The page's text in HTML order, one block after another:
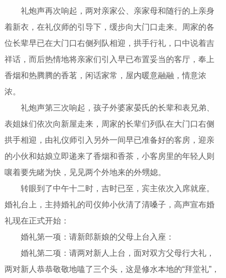
礼炮声再次响起，两对亲家公、亲家母和随行的上亲身
着新衣，在礼仪师的引导下，缓步向大门口走来。周家的各
位长辈早已在大门口右侧列队相迎，拱手行礼，口中说着吉
祥话，而后热情地将亲家们引入早已布置妥当的客厅，奉上
香烟和热腾腾的香茗，闲话家常，屋内暖意融融，情意浓
浓。
礼炮声第三次响起，孩子外婆家晏氏的长辈和表兄弟、
表姐妹们依次向新屋走来，周家的长辈们列队在大门口右侧
拱手相迎，由礼仪师引入另外一间早已准备好的客房，迎亲
的小伙和姑娘立即递来了香烟和香茶，小客房里的年轻人则
嚷着要先睹为快，见见两个外地来的外甥媳。
转眼到了中午十二时，吉时已至，宾主依次入席就座。
婚礼台上，主持婚礼的司仪帅小伙清了清嗓子，高声宣布婚
礼现在正式开始：
婚礼第一项：请新郎新娘的父母上台入座：
婚礼第二项：请两对新人上台，面对双方父母行大礼，
两对新人恭恭敬敬地嗑了三个头，这是修水本地的“拜堂礼”，